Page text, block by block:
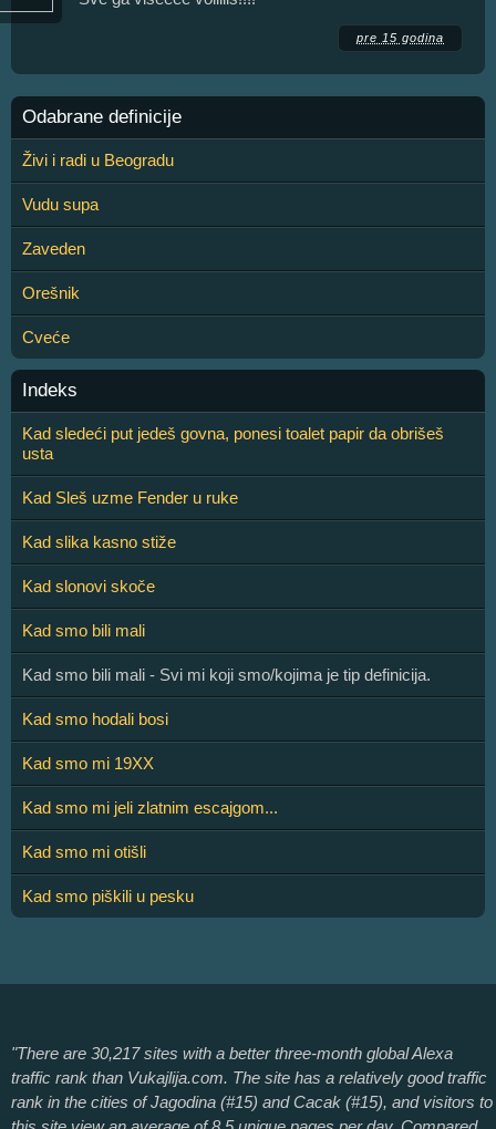
pre 15 godina
Odabrane definicije
Živi i radi u Beogradu
Vudu supa
Zaveden
Orešnik
Cveće
Indeks
Kad sledeći put jedeš govna, ponesi toalet papir da obrišeš
usta
Kad Sleš uzme Fender u ruke
Kad slika kasno stiže
Kad slonovi skoče
Kad smo bili mali
Kad smo bili mali - Svi mi koji smo/kojima je tip definicija.
Kad smo hodali bosi
Kad smo mi 19XX
Kad smo mi jeli zlatnim escajgom...
Kad smo mi otišli
Kad smo piškili u pesku
"There are 30,217 sites with a better three-month global Alexa
traffic rank than Vukajlija.com. The site has a relatively good traffic
rank in the cities of Jagodina (#15) and Cacak (#15), and visitors to